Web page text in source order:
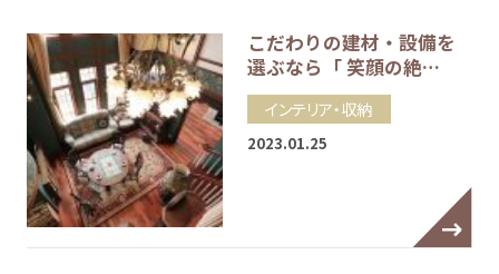
こだわりの建材・設備を
選ぶなら「 笑顔の絶…
インテリア・収納
2023.01.25